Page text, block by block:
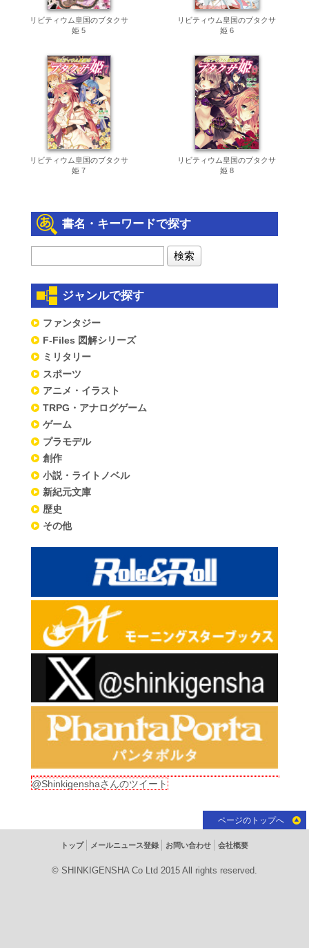
リビティウム皇国のブタクサ
姫 5
リビティウム皇国のブタクサ
姫 6
リビティウム皇国のブタクサ
姫 7
リビティウム皇国のブタクサ
姫 8
書名・キーワードで探す
ジャンルで探す
ファンタジー
F-Files 図解シリーズ
ミリタリー
スポーツ
アニメ・イラスト
TRPG・アナログゲーム
ゲーム
プラモデル
創作
小説・ライトノベル
新紀元文庫
歴史
その他
@Shinkigenshaさんのツイート
ページのトップへ
トップ メールニュース登録 お問い合わせ 会社概要
© SHINKIGENSHA Co Ltd 2015 All rights reserved.